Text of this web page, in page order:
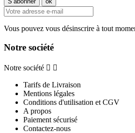
Vous pouvez vous désinscrire à tout
Notre société
Notre société  
Tarifs de Livraison
Mentions légales
Conditions d'utilisation et CGV
A propos
Paiement sécurisé
Contactez-nous